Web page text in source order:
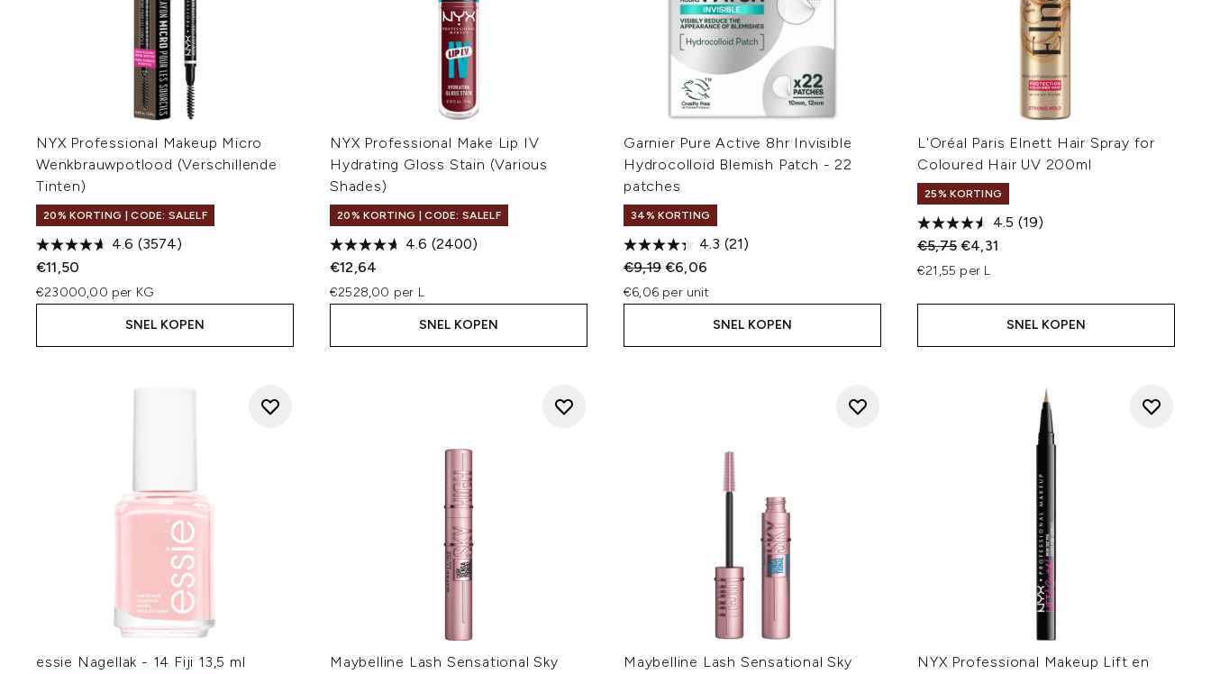
NYX Professional Makeup Micro
Wenkbrauwpotlood (Verschillende
Tinten)
20% KORTING | CODE: SALELF
4.6 (3574)
€11,50
€23000,00 per KG
SNEL KOPEN
NYX Professional Make Lip IV
Hydrating Gloss Stain (Various
Shades)
20% KORTING | CODE: SALELF
4.6 (2400)
€12,64
€2528,00 per L
SNEL KOPEN
Garnier Pure Active 8hr Invisible
Hydrocolloid Blemish Patch - 22
patches
34% KORTING
4.3 (21)
Recommended Retail Price:
€9,19 Huidige prijs:
€6,06
€6,06 per unit
SNEL KOPEN
L'Oréal Paris Elnett Hair Spray for
Coloured Hair UV 200ml
25% KORTING
4.5 (19)
Recommended Retail Price:
€5,75 Huidige prijs:
€4,31
€21,55 per L
SNEL KOPEN
essie Nagellak - 14 Fiji 13,5 ml
Maybelline Lash Sensational Sky
Maybelline Lash Sensational Sky
NYX Professional Makeup Lift en